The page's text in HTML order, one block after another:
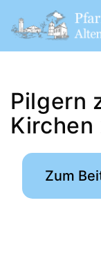
Inhalt
Familie"
Altenstadt
Pilgern
Kirchen
Zum